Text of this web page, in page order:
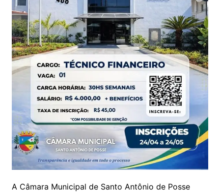
A Câmara Municipal de Santo Antônio de Posse